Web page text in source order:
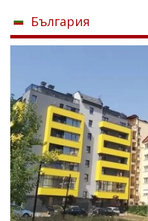
България